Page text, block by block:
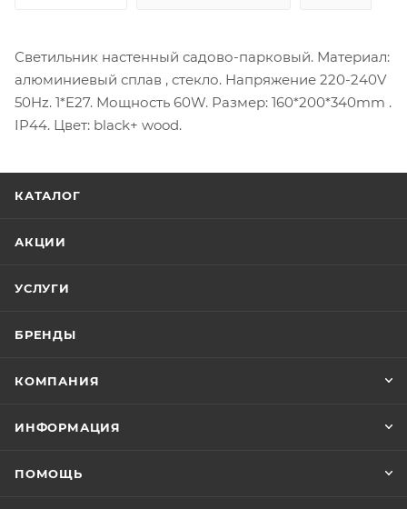
Светильник настенный садово-парковый. Материал:
алюминиевый сплав , стекло. Напряжение 220-240V
50Hz. 1*E27. Мощность 60W. Размер: 160*200*340mm .
IP44. Цвет: black+ wood.
КАТАЛОГ
АКЦИИ
УСЛУГИ
БРЕНДЫ
КОМПАНИЯ
ИНФОРМАЦИЯ
ПОМОЩЬ